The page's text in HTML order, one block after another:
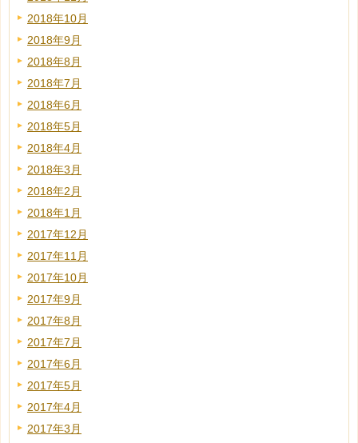
2018年10月
2018年9月
2018年8月
2018年7月
2018年6月
2018年5月
2018年4月
2018年3月
2018年2月
2018年1月
2017年12月
2017年11月
2017年10月
2017年9月
2017年8月
2017年7月
2017年6月
2017年5月
2017年4月
2017年3月